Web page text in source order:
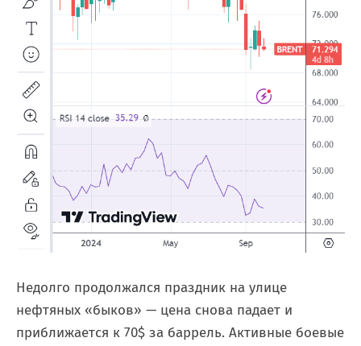
Недолго продолжался праздник на улице
нефтяных «быков» — цена снова падает и
приближается к 70$ за баррель. Активные боевые